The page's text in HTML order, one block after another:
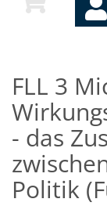
FLL 3
- das
Politik